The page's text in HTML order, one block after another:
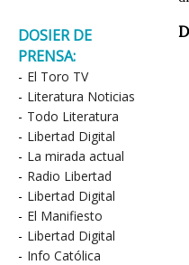
DOSIER DE
PRENSA:
- El Toro TV
- Literatura Noticias
- Todo Literatura
- Libertad Digital
- La mirada actual
- Radio Libertad
- Libertad Digital
- El Manifiesto
- Libertad Digital
- Info Católica